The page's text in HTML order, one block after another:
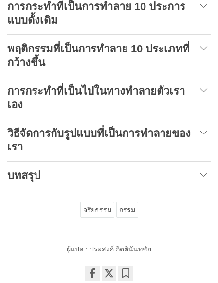
การกระทำที่เป็นการทำลาย 10 ประการ
แบบดั้งเดิม
พฤติกรรมที่เป็นการทำลาย 10 ประเภทที่
กว้างขึ้น
การกระทำที่เป็นไปในทางทำลายตัวเรา
เอง
วิธีจัดการกับรูปแบบที่เป็นการทำลายของ
เรา
บทสรุป
จริยธรรม กรรม
ผู้แปล : ประสงค์ กิตตินันทชัย